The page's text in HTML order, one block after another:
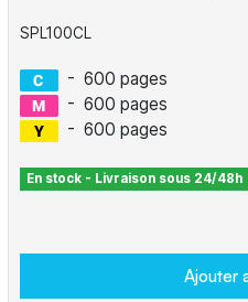
SPL100CL
- 600 pages
- 600 pages
- 600 pages
En stock - Livraison sous 24/48h
Ajouter